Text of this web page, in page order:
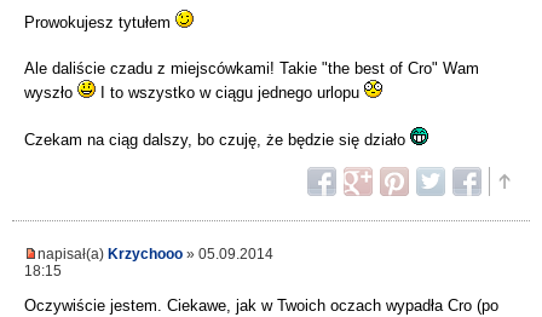
Prowokujesz tytułem
Ale daliście czadu z miejscówkami! Takie "the best of Cro" Wam
wyszło
I to wszystko w ciągu jednego urlopu
Czekam na ciąg dalszy, bo czuję, że będzie się działo
napisał(a) Krzychooo » 05.09.2014
18:15
Oczywiście jestem. Ciekawe, jak w Twoich oczach wypadła Cro (po